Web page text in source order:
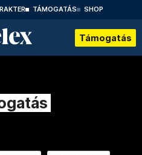
TÁMOGATÁS SHOP
Támogatás